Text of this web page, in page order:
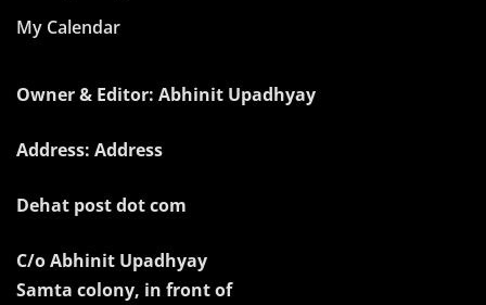
My Calendar
Owner & Editor: Abhinit Upadhyay
Address: Address
Dehat post dot com
C/o Abhinit Upadhyay
Samta colony, in front of